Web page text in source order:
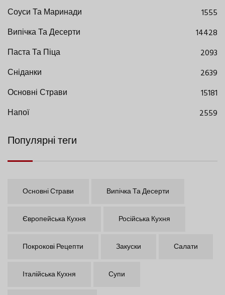
Соуси Та Маринади
1555
Випічка Та Десерти
14428
Паста Та Піца
2093
Сніданки
2639
Основні Страви
15181
Напої
2559
Популярні теги
Основні Страви Випічка Та Десерти
Європейська Кухня Російська Кухня
Покрокові Рецепти Закуски Салати
Італійська Кухня Супи